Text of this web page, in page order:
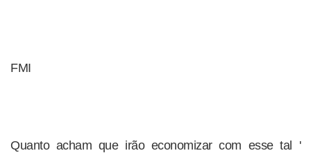
FMI
Quanto acham que irão economizar com esse tal '